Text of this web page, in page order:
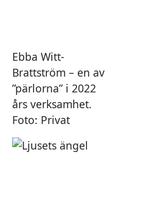
Ebba Witt-
Brattström – en av
”pärlorna” i 2022
års verksamhet.
Foto: Privat